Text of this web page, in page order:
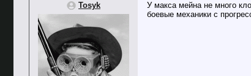
Tosyk
У макса мейна не много
боевые механики с